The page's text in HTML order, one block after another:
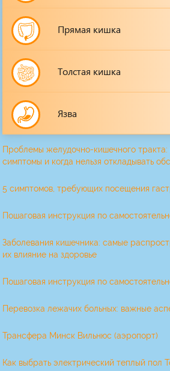
Прямая кишка
Толстая кишка
Язва
Проблемы желудочно-кишечного тракта:
симптомы и когда нельзя откладывать
5 симптомов, требующих посещения
Пошаговая инструкция по
Заболевания кишечника: самые
их влияние на здоровье
Пошаговая инструкция по
Перевозка лежачих больных: важные
Трансфера Минск Вильнюс (аэропорт)
Как выбрать электрический теплый пол